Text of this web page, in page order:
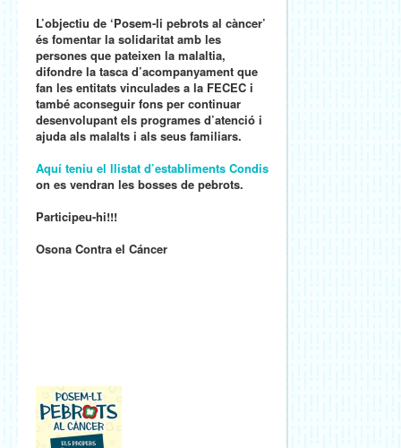
L’objectiu de ‘Posem-li pebrots al càncer’
és fomentar la solidaritat amb les
persones que pateixen la malaltia,
difondre la tasca d’acompanyament que
fan les entitats vinculades a la FECEC i
també aconseguir fons per continuar
desenvolupant els programes d’atenció i
ajuda als malalts i als seus familiars.
Aquí teniu el llistat d’establiments Condis
on es vendran les bosses de pebrots.
Participeu-hi!!!
Osona Contra el Cáncer